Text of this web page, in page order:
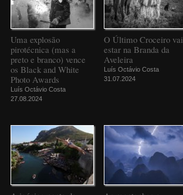
Uma explosão
pirotécnica (mas a
preto e branco) vence
os Black and White
Photo Awards
Luís Octávio Costa
27.08.2024
O Último Croceiro vai
estar na Branda da
Aveleira
Luís Octávio Costa
31.07.2024